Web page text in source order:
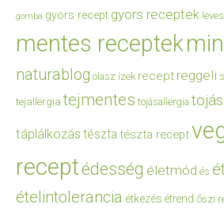
gomba gyors recept gyors receptek leves
mentes receptek
naturablog olasz ízek recept reggeli
tejallergia tejmentes tojásallergia
táplálkozás tészta tészta recept
receptédesség életmód és
ételintolerancia étkezés étrend őszi